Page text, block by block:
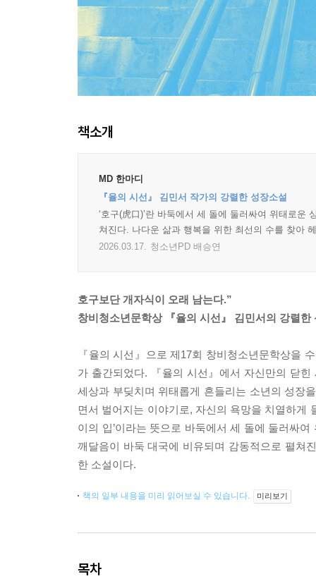
책소개
MD 한마디
『율의 시선』 김민서 작가의 강렬한 성장소설
‘호구(虎口)’란 바둑에서 세 돌에 둘러싸여 위태로
쳐진다. 나다운 삶과 행복을 위한 최선의 수를 찾아
2026.03.17. 청소년PD 배승연
호구보단 개자식이 오래 남는다.”
창비청소년문학상 『율의 시선』 김민서의 강렬한
『율의 시선』으로 제17회 창비청소년문학상을
가 출간되었다. 『율의 시선』에서 자신만의 닫
세상과 부딪치며 위태롭게 흔들리는 소년의 성장
면서 벌어지는 이야기로, 자신의 욕망을 치열하게
이의 입’이라는 뜻으로 바둑에서 세 돌에 둘러싸
깨달음이 바둑 대국에 비유되며 감동적으로 펼쳐
한 소설이다.
책의 일부 내용을 미리 읽어보실 수 있습니다. 미리보기
목차